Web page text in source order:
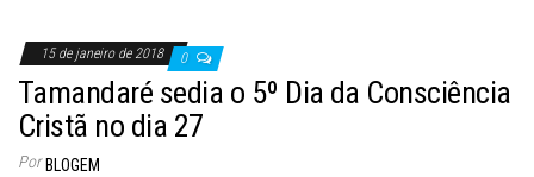
15 de janeiro de 2018 0
Tamandaré sedia o 5º Dia da Consciência
Cristã no dia 27
Por BLOGEM